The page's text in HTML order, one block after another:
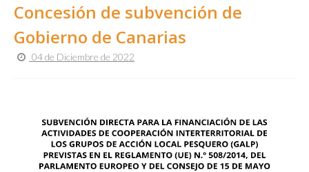
Concesión de subvención de
Gobierno de Canarias
04 de Diciembre de 2022